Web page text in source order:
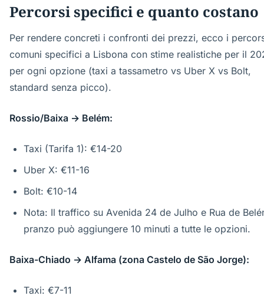
Percorsi specifici e quanto costano
Per rendere concreti i confronti dei prezzi, ecco i
comuni specifici a Lisbona con stime realistiche per il
per ogni opzione (taxi a tassametro vs Uber X vs Bolt,
standard senza picco).
Rossio/Baixa → Belém:
Taxi (Tarifa 1): €14-20
Uber X: €11-16
Bolt: €10-14
Nota: Il traffico su Avenida 24 de Julho e Rua de
pranzo può aggiungere 10 minuti a tutte le opzioni.
Baixa-Chiado → Alfama (zona Castelo de São Jorge):
Taxi: €7-11